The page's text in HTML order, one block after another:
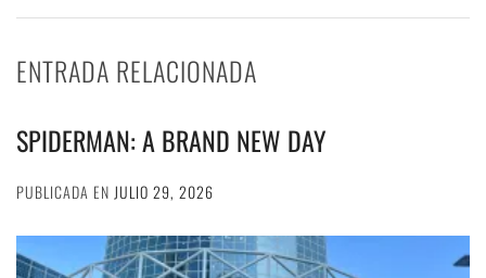
ENTRADA RELACIONADA
SPIDERMAN: A BRAND NEW DAY
PUBLICADA EN JULIO 29, 2026